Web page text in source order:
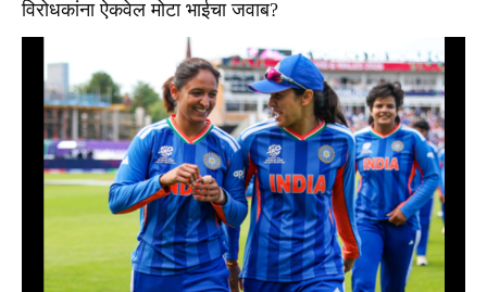
विरोधकांना ऐकवेल मोटा भाईचा जवाब?